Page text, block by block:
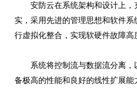
安防云在系统架构和设计上，
实，采用先进的管理思想和软件
行虚拟化整合，实现软硬件故障
系统将控制流与数据流分离，
备极高的性能和良好的线性扩展